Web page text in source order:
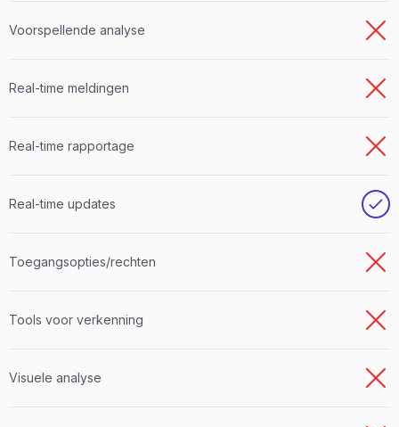
Voorspellende analyse
Real-time meldingen
Real-time rapportage
Real-time updates
Toegangsopties/rechten
Tools voor verkenning
Visuele analyse